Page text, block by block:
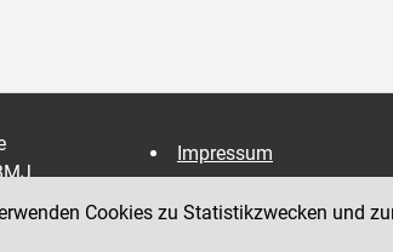
Impressum
Cookies zu Statistikzwecken und